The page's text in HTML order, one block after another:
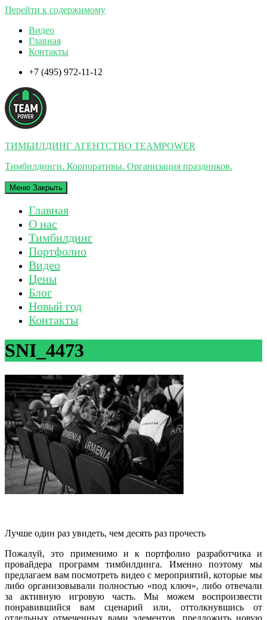
Перейти к содержимому
Видео
Главная
Контакты
+7 (495) 972-11-12
ТИМБИЛДИНГ АГЕНТСТВО TEAMPOWER
Тимбилдинги. Корпоративы. Организация праздников.
Меню Закрыть
Главная
О нас
Тимбилдинг
Портфолио
Видео
Цены
Блог
Новый год
Контакты
SNI_4473
Лучше один раз увидеть, чем десять раз прочесть
Пожалуй, это применимо и к портфолио разработчика и
провайдера программ тимбилдинга. Именно поэтому мы
предлагаем вам посмотреть видео с мероприятий, которые мы
либо организовывали полностью «под ключ», либо отвечали
за активную игровую часть. Мы можем воспроизвести
понравившийся вам сценарий или, оттолкнувшись от
отдельных отмеченных вами элементов, предложить новую